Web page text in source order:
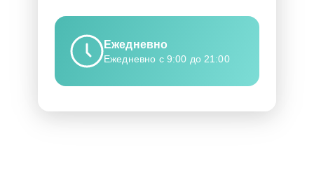
Ежедневно
Ежедневно с 9:00 до 21:00